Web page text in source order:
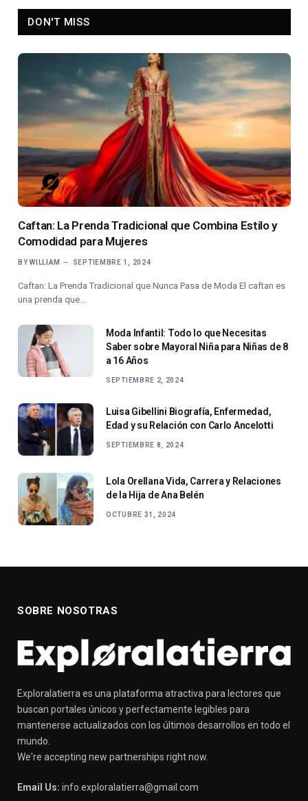
DON'T MISS
Caftan: La Prenda Tradicional que Combina Estilo y
Comodidad para Mujeres
BY WILLIAM SEPTIEMBRE 1, 2024
Caftan: La Prenda Tradicional que Nunca Pasa de Moda El caftan es
una prenda que…
Moda Infantil: Todo lo que Necesitas
Saber sobre Mayoral Niña para Niñas de 8
a 16 Años
SEPTIEMBRE 2, 2024
Luisa Gibellini Biografía, Enfermedad,
Edad y su Relación con Carlo Ancelotti
SEPTIEMBRE 8, 2024
Lola Orellana Vida, Carrera y Relaciones
de la Hija de Ana Belén
OCTUBRE 31, 2024
SOBRE NOSOTRAS
Exploralatierra es una plataforma atractiva para lectores que
buscan portales únicos y perfectamente legibles para
mantenerse actualizados con los últimos desarrollos en todo el
mundo.
We're accepting new partnerships right now.
Email Us: info.exploralatierra@gmail.com